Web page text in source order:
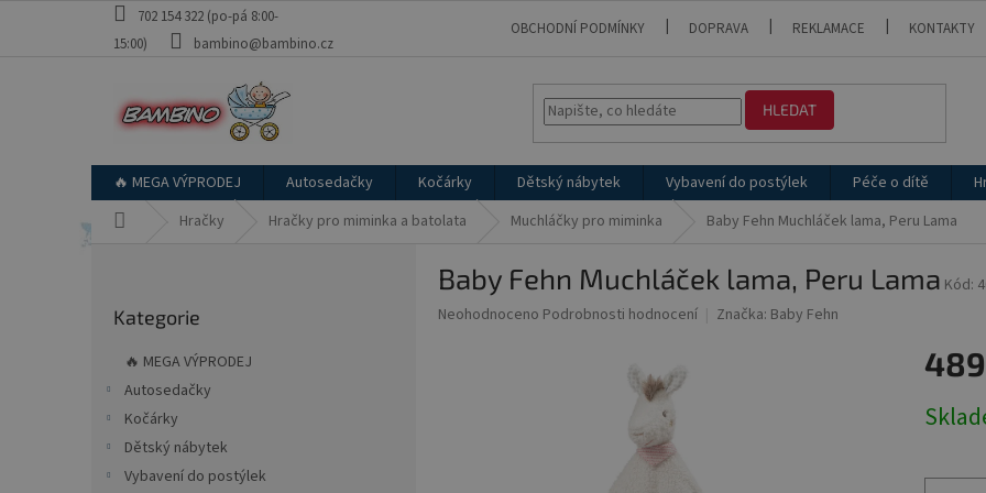
702 154 322 (po-pá 8:00-
15:00)
bambino@bambino.cz
OBCHODNÍ PODMÍNKY DOPRAVA REKLAMACE KONTAKTY
HLEDAT
🔥 MEGA VÝPRODEJ Autosedačky Kočárky Dětský nábytek Vybavení do postýlek Péče o dítě
Hračky Hračky pro miminka a batolata Muchláčky pro miminka Baby Fehn Muchláček lama, Peru Lama
kategorie
Kategorie
🔥 MEGA VÝPRODEJ
Autosedačky
Kočárky
Dětský nábytek
Vybavení do postýlek
Baby Fehn Muchláček lama, Peru Lama Kód:
Průměrné
Neohodnoceno Podrobnosti hodnocení Značka: Baby Fehn
cena: